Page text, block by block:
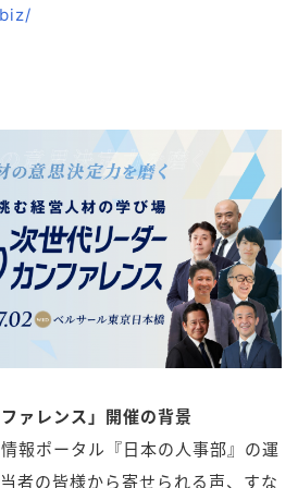
ァレンス」開催の背景
報ポータル『日本の人事部』の運
者の皆様から寄せられる声、すな